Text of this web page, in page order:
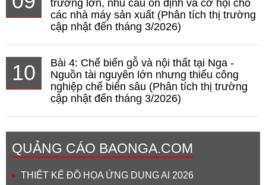
trường lớn, nhu cầu ổn định và cơ hội cho
các nhà máy sản xuất (Phân tích thị trường
cập nhật đến tháng 3/2026)
10
Bài 4: Chế biến gỗ và nội thất tại Nga -
Nguồn tài nguyên lớn nhưng thiếu công
nghiệp chế biến sâu (Phân tích thị trường
cập nhật đến tháng 3/2026)
QUẢNG CÁO BAONGA.COM
THIẾT KẾ ĐỒ HỌA ỨNG DỤNG AI 2026